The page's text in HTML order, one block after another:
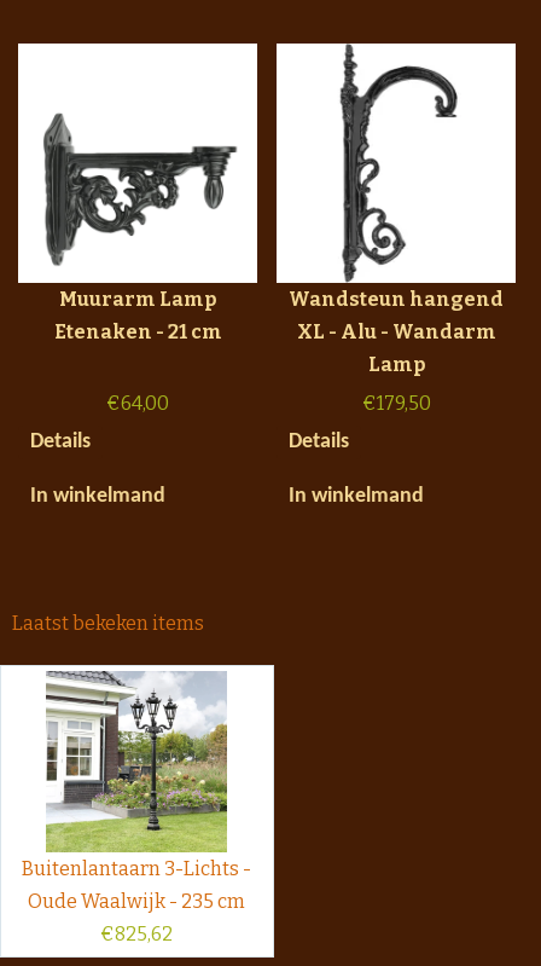
Muurarm Lamp
Etenaken - 21 cm
€64,00
Details
In winkelmand
Wandsteun hangend
XL - Alu - Wandarm
Lamp
€179,50
Details
In winkelmand
Laatst bekeken items
Buitenlantaarn 3-Lichts -
Oude Waalwijk - 235 cm
€825,62